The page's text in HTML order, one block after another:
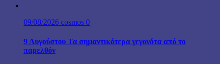
09/08/2026 cosmos 0
9 Αυγούστου Τα σημαντικότερα γεγονότα από το
παρελθόν